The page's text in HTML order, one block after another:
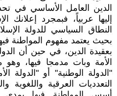
الدين العامل الأساسي في
إليها عربياً، فبمجرد
النطاق السياسي للدولة
بحيث يعتمد مفهوم المواطنة
بعقيدة الدين، في حين أن
الأمة وبات مدمجا فيها،
"الدولة الوطنية" أو "الدولة
التعدديات العرقية واللغوية